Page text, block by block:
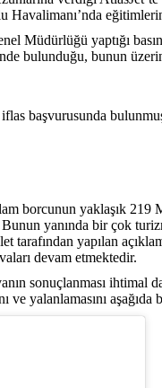
Havalimanı’nda
Müdürlüğü yaptığı
bulunduğu, bunun
başvurusunda
borcunun yaklaşık
yanında bir çok
yapılan
devam etmektedir.
sonuçlanması ihtimal
ve yalanlamasını aşağıda